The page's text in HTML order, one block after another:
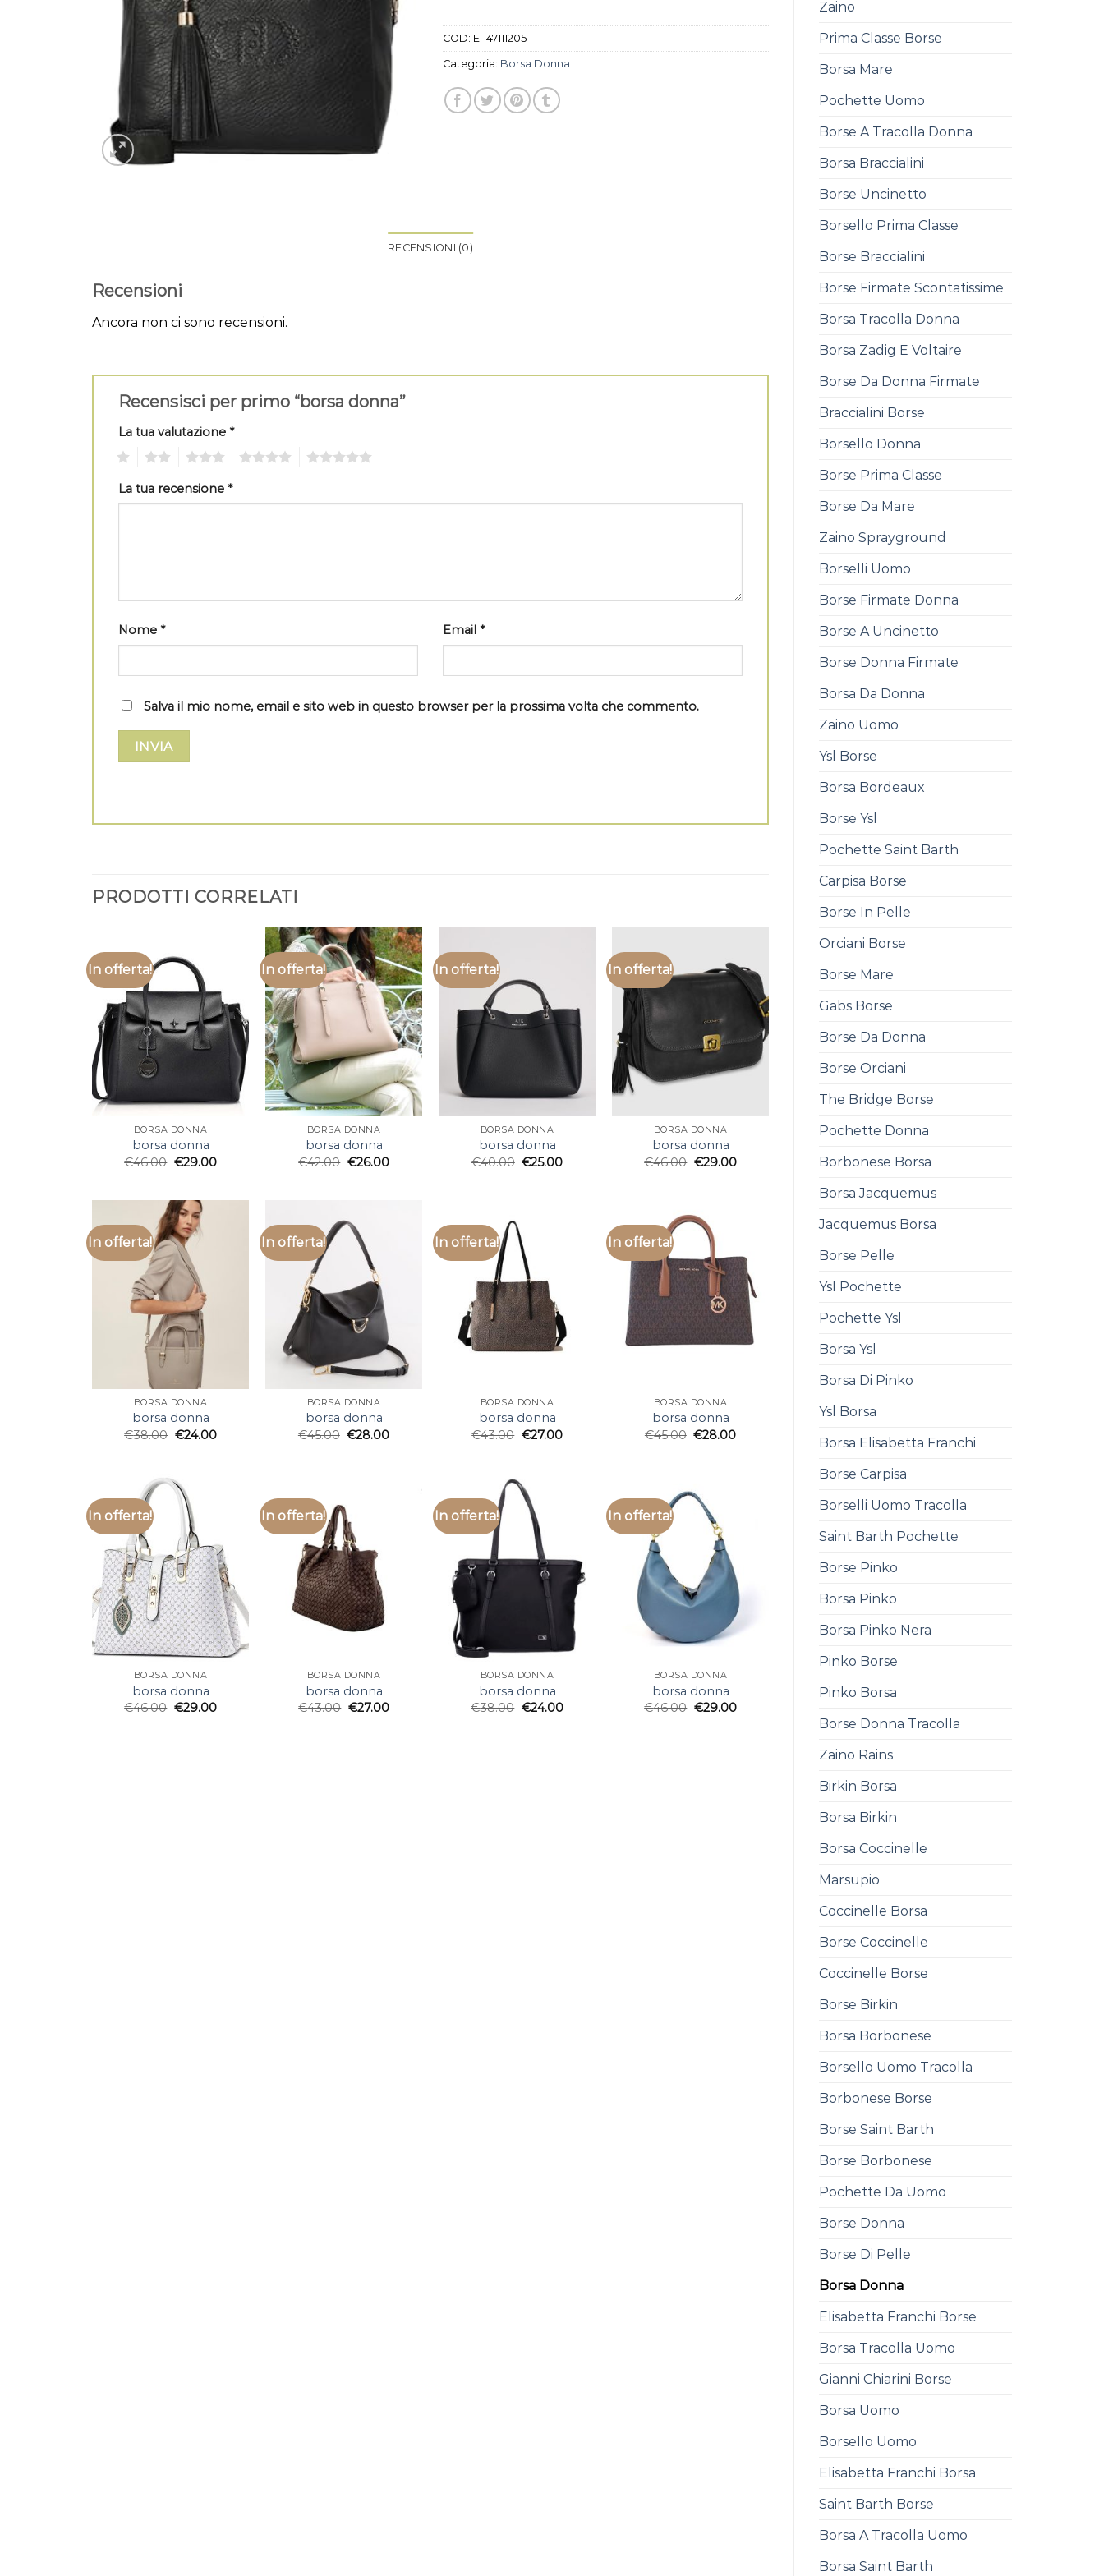
Zaino
Prima Classe Borse
Borsa Mare
Pochette Uomo
Borse A Tracolla Donna
Borsa Braccialini
Borse Uncinetto
Borsello Prima Classe
Borse Braccialini
Borse Firmate Scontatissime
Borsa Tracolla Donna
Borsa Zadig E Voltaire
Borse Da Donna Firmate
Braccialini Borse
Borsello Donna
Borse Prima Classe
Borse Da Mare
Zaino Sprayground
Borselli Uomo
Borse Firmate Donna
Borse A Uncinetto
Borse Donna Firmate
Borsa Da Donna
Zaino Uomo
Ysl Borse
Borsa Bordeaux
Borse Ysl
Pochette Saint Barth
Carpisa Borse
Borse In Pelle
Orciani Borse
Borse Mare
Gabs Borse
Borse Da Donna
Borse Orciani
The Bridge Borse
Pochette Donna
Borbonese Borsa
Borsa Jacquemus
Jacquemus Borsa
Borse Pelle
Ysl Pochette
Pochette Ysl
Borsa Ysl
Borsa Di Pinko
Ysl Borsa
Borsa Elisabetta Franchi
Borse Carpisa
Borselli Uomo Tracolla
Saint Barth Pochette
Borse Pinko
Borsa Pinko
Borsa Pinko Nera
Pinko Borse
Pinko Borsa
Borse Donna Tracolla
Zaino Rains
Birkin Borsa
Borsa Birkin
Borsa Coccinelle
Marsupio
Coccinelle Borsa
Borse Coccinelle
Coccinelle Borse
Borse Birkin
Borsa Borbonese
Borsello Uomo Tracolla
Borbonese Borse
Borse Saint Barth
Borse Borbonese
Pochette Da Uomo
Borse Donna
Borse Di Pelle
Borsa Donna
Elisabetta Franchi Borse
Borsa Tracolla Uomo
Gianni Chiarini Borse
Borsa Uomo
Borsello Uomo
Elisabetta Franchi Borsa
Saint Barth Borse
Borsa A Tracolla Uomo
Borsa Saint Barth
COD: EI-47111205
Categoria: Borsa Donna
RECENSIONI (0)
Recensioni
Ancora non ci sono recensioni.
Recensisci per primo “borsa donna”
La tua valutazione *
La tua recensione *
Nome * Email *
Salva il mio nome, email e sito web in questo browser per la prossima volta che commento.
PRODOTTI CORRELATI
In offerta!
BORSA DONNA
borsa donna
€46.00 €29.00
In offerta!
BORSA DONNA
borsa donna
€42.00 €26.00
In offerta!
BORSA DONNA
borsa donna
€40.00 €25.00
In offerta!
BORSA DONNA
borsa donna
€46.00 €29.00
In offerta!
BORSA DONNA
borsa donna
€38.00 €24.00
In offerta!
BORSA DONNA
borsa donna
€45.00 €28.00
In offerta!
BORSA DONNA
borsa donna
€43.00 €27.00
In offerta!
BORSA DONNA
borsa donna
€45.00 €28.00
In offerta!
BORSA DONNA
borsa donna
€46.00 €29.00
In offerta!
BORSA DONNA
borsa donna
€43.00 €27.00
In offerta!
BORSA DONNA
borsa donna
€38.00 €24.00
In offerta!
BORSA DONNA
borsa donna
€46.00 €29.00